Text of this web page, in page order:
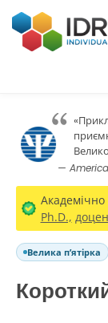
—
Ph.D.,
Велика п’ятірка